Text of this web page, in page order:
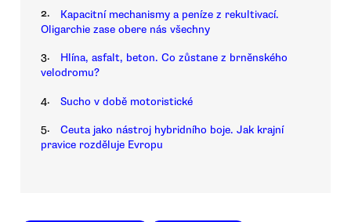
2.
Kapacitní mechanismy a peníze z rekultivací.
Oligarchie zase obere nás všechny
3.
Hlína, asfalt, beton. Co zůstane z brněnského
velodromu?
4. Sucho v době motoristické
5.
Ceuta jako nástroj hybridního boje. Jak krajní
pravice rozděluje Evropu